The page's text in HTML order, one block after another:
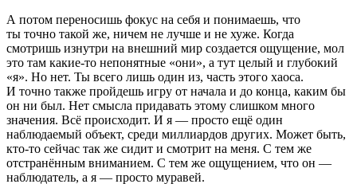
А потом переносишь фокус на себя и понимаешь, что
ты точно такой же, ничем не лучше и не хуже. Когда
смотришь изнутри на внешний мир создается ощущение, мол
это там какие-то непонятные «они», а тут целый и глубокий
«я». Но нет. Ты всего лишь один из, часть этого хаоса.
И точно также пройдешь игру от начала и до конца, каким бы
он ни был. Нет смысла придавать этому слишком много
значения. Всё происходит. И я — просто ещё один
наблюдаемый объект, среди миллиардов других. Может быть,
кто-то сейчас так же сидит и смотрит на меня. С тем же
отстранённым вниманием. С тем же ощущением, что он —
наблюдатель, а я — просто муравей.